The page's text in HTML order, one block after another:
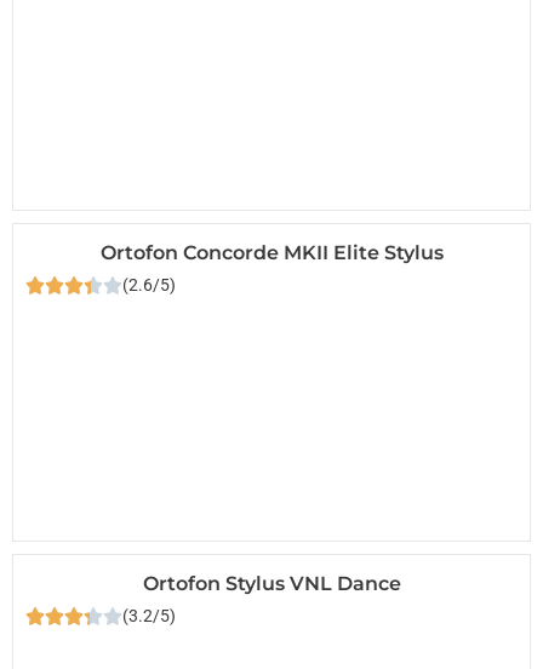
Ortofon Concorde MKII Elite Stylus
(2.6/5)
Ortofon Stylus VNL Dance
(3.2/5)